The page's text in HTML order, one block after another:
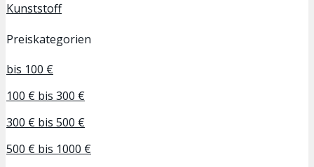
Kunststoff
Preiskategorien
bis 100 €
100 € bis 300 €
300 € bis 500 €
500 € bis 1000 €